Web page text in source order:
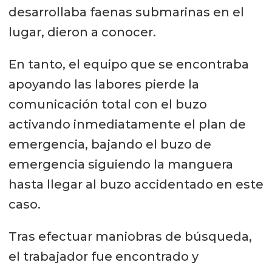
desarrollaba faenas submarinas en el
lugar, dieron a conocer.
En tanto, el equipo que se encontraba
apoyando las labores pierde la
comunicación total con el buzo
activando inmediatamente el plan de
emergencia, bajando el buzo de
emergencia siguiendo la manguera
hasta llegar al buzo accidentado en este
caso.
Tras efectuar maniobras de búsqueda,
el trabajador fue encontrado y